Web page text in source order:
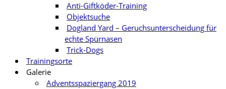
Anti-Giftköder-Training
Objektsuche
Dogland Yard – Geruchsunterscheidung für
echte Spürnasen
Trick-Dogs
Trainingsorte
Galerie
Adventsspaziergang 2019